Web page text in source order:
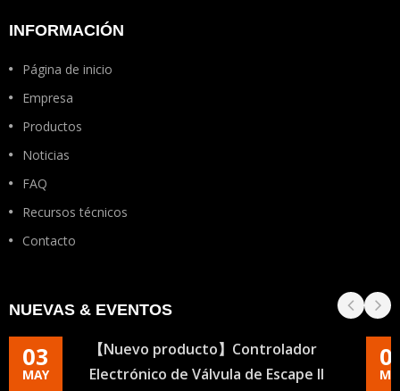
INFORMACIÓN
Página de inicio
Empresa
Productos
Noticias
FAQ
Recursos técnicos
Contacto
NUEVAS & EVENTOS
03
MAY
【Nuevo producto】Controlador
Electrónico de Válvula de Escape II